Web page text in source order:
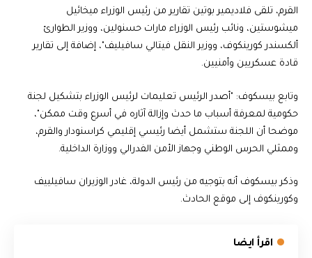
القرم، تلقى فلاديمير بوتين تقارير من رئيس الوزراء ميخائيل
ميشوستين، ونائب رئيس الوزراء مارات حسنولين، ووزير الطوارئ
ألكسندر كورينكوف، ووزير النقل فيتالي سافيليف"، إضافة إلى تقارير
قادة عسكريين وأمنيين.
وتابع بيسكوف: "أصدر الرئيس تعليمات لرئيس الوزراء بتشكيل لجنة
حكومية لمعرفة أسباب ما حدث وإزالة آثاره في أسرع وقت ممكن"،
موضحا أن اللجنة ستشمل أيضا رئيسي إقليمي كراسنودار والقرم،
وممثلي الحرس الوطني وجهاز الأمن الفدرالي ووزارة الداخلية.
وذكر بيسكوف أنه بتوجيه من رئيس الدولة، غادر الوزيران سافيلييف
وكورينكوف إلى موقع الحادث.
اقرأ ايضا